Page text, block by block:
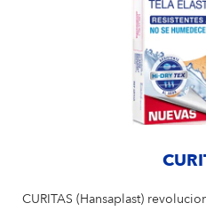
CURITAS (Hansaplast)